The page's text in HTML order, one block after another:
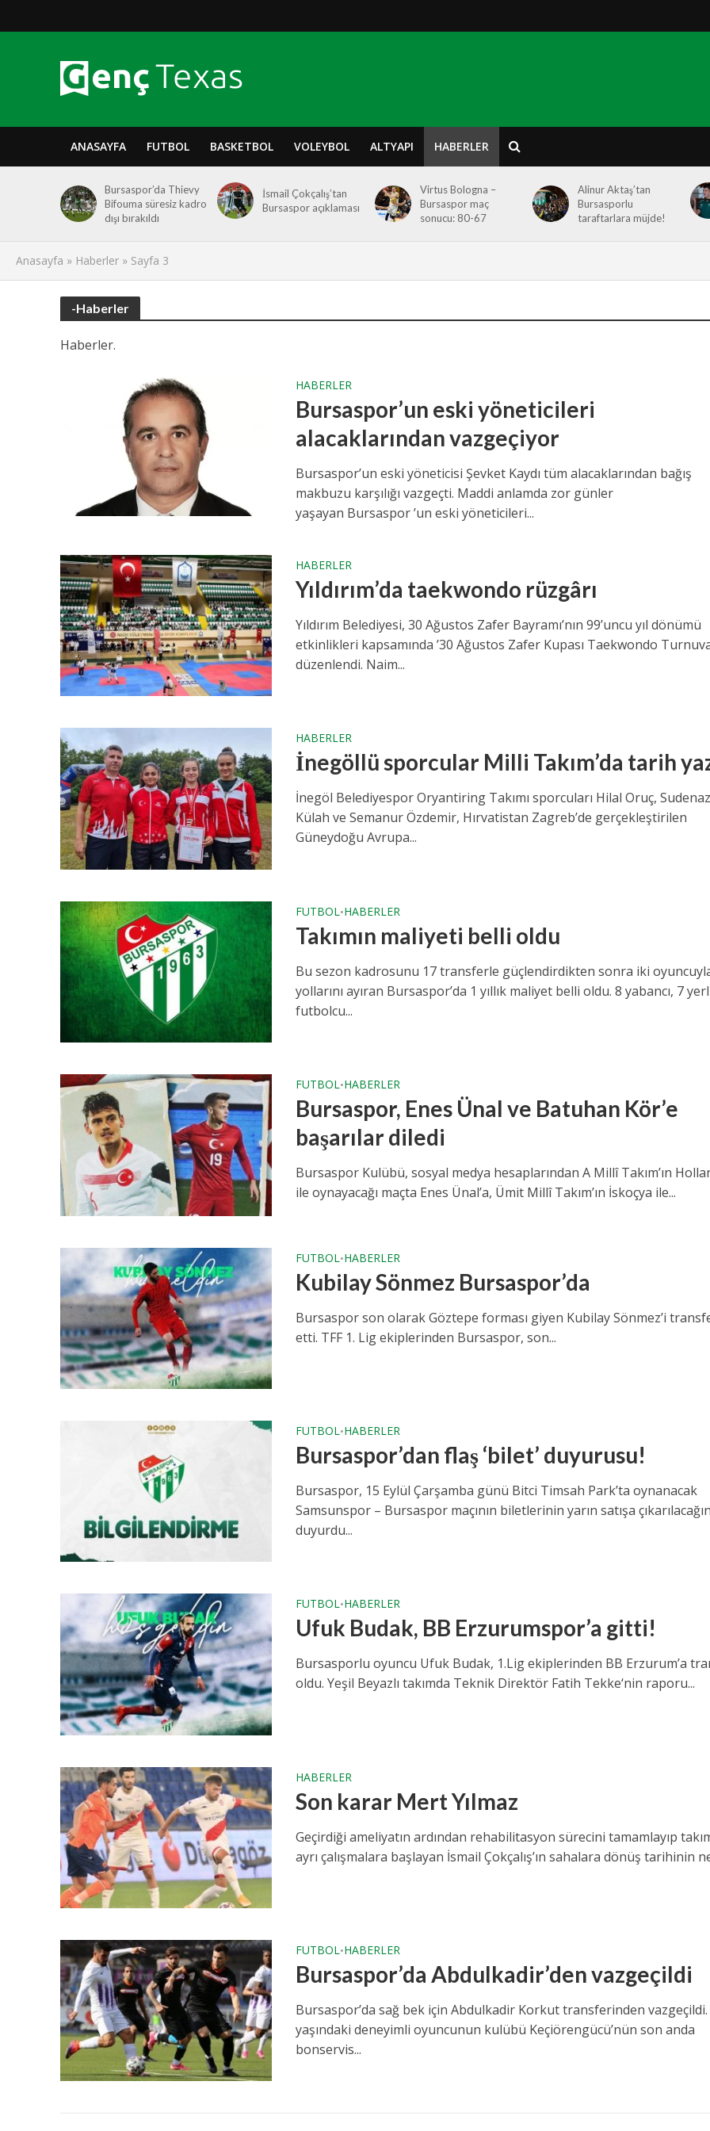
ANASAYFA FUTBOL BASKETBOL VOLEYBOL ALTYAPI HABERLER
Bursaspor’da Thievy
Bifouma süresiz kadro
dışı bırakıldı
İsmail Çokçalış’tan
Bursaspor açıklaması
Virtus Bologna –
Bursaspor maç
sonucu: 80-67
Alinur Aktaş’tan
Bursasporlu
taraftarlara müjde!
Anasayfa » Haberler » Sayfa 3
-Haberler
Haberler.
HABERLER
Bursaspor’un eski yöneticileri
alacaklarından vazgeçiyor
Bursaspor’un eski yöneticisi Şevket Kaydı tüm alacaklarından bağış
makbuzu karşılığı vazgeçti. Maddi anlamda zor günler
yaşayan Bursaspor ’un eski yöneticileri...
HABERLER
Yıldırım’da taekwondo rüzgârı
Yıldırım Belediyesi, 30 Ağustos Zafer Bayramı’nın 99’uncu yıl dönümü
etkinlikleri kapsamında ’30 Ağustos Zafer Kupası Taekwondo
düzenlendi. Naim...
HABERLER
İnegöllü sporcular Milli Takım’da tarih
İnegöl Belediyespor Oryantiring Takımı sporcuları Hilal Oruç, Sudenaz
Külah ve Semanur Özdemir, Hırvatistan Zagreb’de gerçekleştirilen
Güneydoğu Avrupa...
FUTBOL•HABERLER
Takımın maliyeti belli oldu
Bu sezon kadrosunu 17 transferle güçlendirdikten sonra iki
yollarını ayıran Bursaspor’da 1 yıllık maliyet belli oldu. 8 yabancı, 7
futbolcu...
FUTBOL•HABERLER
Bursaspor, Enes Ünal ve Batuhan Kör’e
başarılar diledi
Bursaspor Kulübü, sosyal medya hesaplarından A Millî Takım’ın
ile oynayacağı maçta Enes Ünal’a, Ümit Millî Takım’ın İskoçya ile...
FUTBOL•HABERLER
Kubilay Sönmez Bursaspor’da
Bursaspor son olarak Göztepe forması giyen Kubilay Sönmez’i
etti. TFF 1. Lig ekiplerinden Bursaspor, son...
FUTBOL•HABERLER
Bursaspor’dan flaş ‘bilet’ duyurusu!
Bursaspor, 15 Eylül Çarşamba günü Bitci Timsah Park’ta oynanacak
Samsunspor – Bursaspor maçının biletlerinin yarın satışa
duyurdu...
FUTBOL•HABERLER
Ufuk Budak, BB Erzurumspor’a gitti!
Bursasporlu oyuncu Ufuk Budak, 1.Lig ekiplerinden BB Erzurum’a
oldu. Yeşil Beyazlı takımda Teknik Direktör Fatih Tekke‘nin raporu...
HABERLER
Son karar Mert Yılmaz
Geçirdiği ameliyatın ardından rehabilitasyon sürecini tamamlayıp
ayrı çalışmalara başlayan İsmail Çokçalış’ın sahalara dönüş tarihinin
FUTBOL•HABERLER
Bursaspor’da Abdulkadir’den vazgeçildi
Bursaspor’da sağ bek için Abdulkadir Korkut transferinden vazgeçildi.
yaşındaki deneyimli oyuncunun kulübü Keçiörengücü’nün son anda
bonservis...